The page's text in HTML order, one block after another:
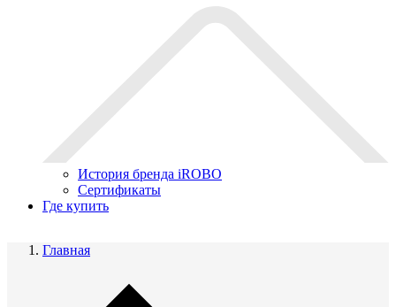
История бренда iROBO
Сертификаты
Где купить
Главная